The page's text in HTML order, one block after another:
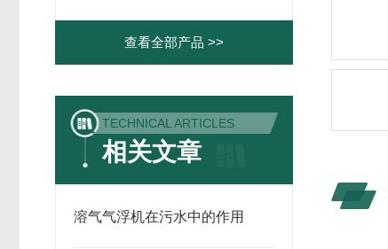
查看全部产品 >>
TECHNICAL ARTICLES
相关文章
溶气气浮机在污水中的作用